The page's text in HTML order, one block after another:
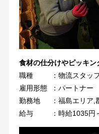
食材の仕分けやピッキ
職種
：物流スタッ
雇用形態
：パートナー
勤務地
：福島エリア,
給与
：時給1035円